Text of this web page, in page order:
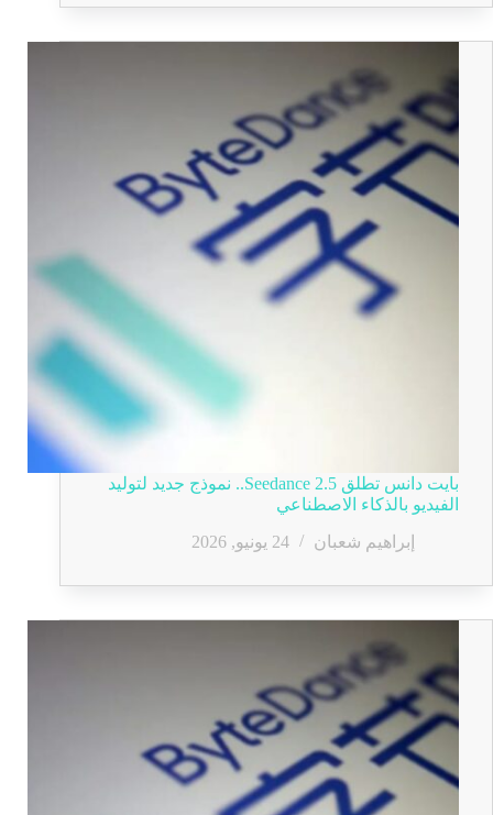
بايت دانس تطلق Seedance 2.5.. نموذج جديد لتوليد
الفيديو بالذكاء الاصطناعي
إبراهيم شعبان
24 يونيو, 2026